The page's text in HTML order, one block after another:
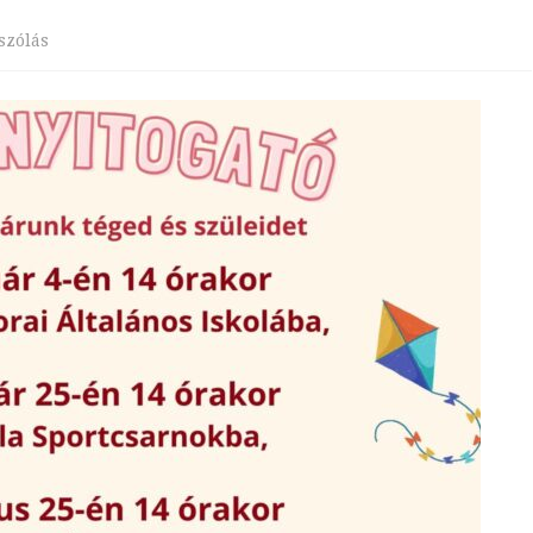
LISTA
2024/
bejegyzéshez